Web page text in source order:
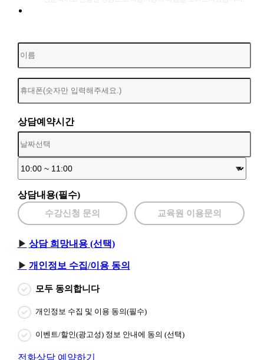
상담예약시간
상담내용(필수)
수강신청 문의 교육원 이용문의
상담 희망내용 (선택)
개인정보 수집/이용 동의
모두 동의합니다
개인정보 수집 및 이용 동의(필수)
이벤트/할인(광고성) 정보 안내에 동의 (선택)
전화상담 예약하기